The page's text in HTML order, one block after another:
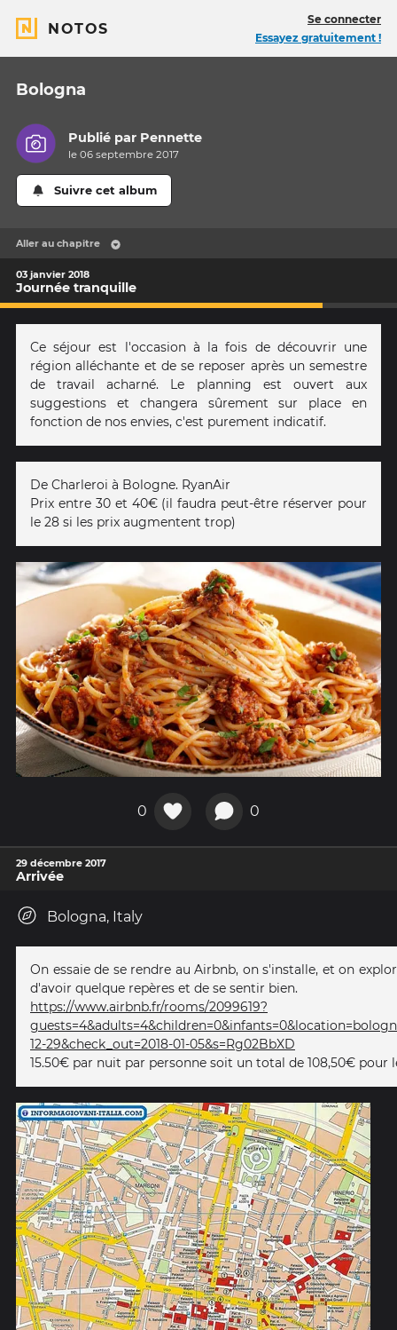
NOTOS
Se connecter
Essayez gratuitement !
Bologna
Publié par Pennette
le 06 septembre 2017
Suivre cet album
Aller au chapitre
03 janvier 2018
Journée tranquille
Ce séjour est l'occasion à la fois de découvrir une
région alléchante et de se reposer après un semestre
de travail acharné. Le planning est ouvert aux
suggestions et changera sûrement sur place en
fonction de nos envies, c'est purement indicatif.
De Charleroi à Bologne. RyanAir
Prix entre 30 et 40€ (il faudra peut-être réserver pour
le 28 si les prix augmentent trop)
0 0
29 décembre 2017
Arrivée
Bologna, Italy
On essaie de se rendre au Airbnb, on s'installe, et on
d'avoir quelque repères et de se sentir bien.
https://www.airbnb.fr/rooms/2099619?
12-29&check_out=2018-01-05&s=Rg02BbXD
15.50€ par nuit par personne soit un total de 108,50€ pour